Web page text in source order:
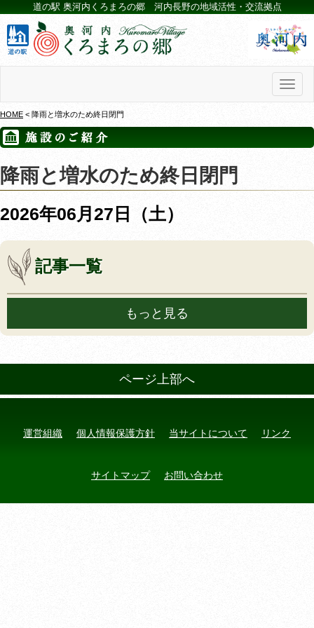
道の駅 奥河内くろまろの郷 河内長野の地域活性・交流拠点
HOME < 降雨と増水のため終日閉門
降雨と増水のため終日閉門
2026年06月27日（土）
記事一覧
もっと見る
ページ上部へ
運営組織 個人情報保護方針 当サイトについて リンク
サイトマップ お問い合わせ